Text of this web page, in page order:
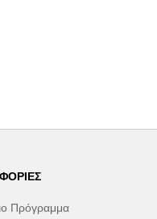
Πρόγραμμα